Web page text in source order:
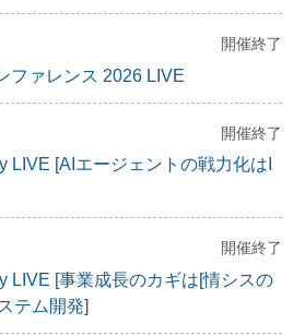
開催終了
ファレンス 2026 LIVE
開催終了
LIVE [AIエージェントの戦力化はI
開催終了
LIVE [事業成長のカギは[情シスの
テム開発]